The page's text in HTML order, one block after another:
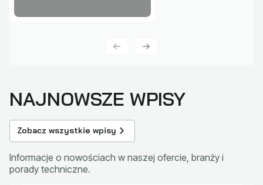
NAJNOWSZE WPISY
Zobacz wszystkie wpisy
Informacje o nowościach w naszej ofercie, branży i
porady techniczne.